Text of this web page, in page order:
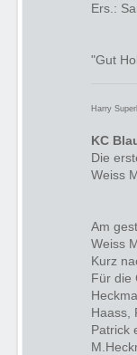
Ers.:
"Gut
Harry
KC
Die
Weiss
Am
Weiss
Kurz
Für die
Haass,
Patrick